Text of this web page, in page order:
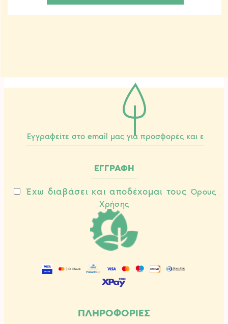
Έχω διαβάσει και αποδέχομαι τουςΌρους
Χρήσης
ΠΛΗΡΟΦΟΡΙΕΣ